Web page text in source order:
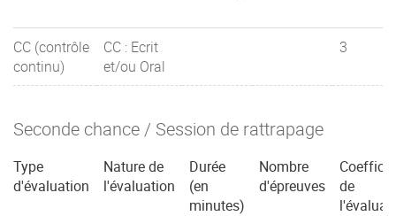
CC (contrôle
continu)
CC : Ecrit
et/ou Oral
3
Seconde chance / Session de rattrapage
Type
d'évaluation
Nature de
l'évaluation
Durée
(en
minutes)
Nombre
d'épreuves
de